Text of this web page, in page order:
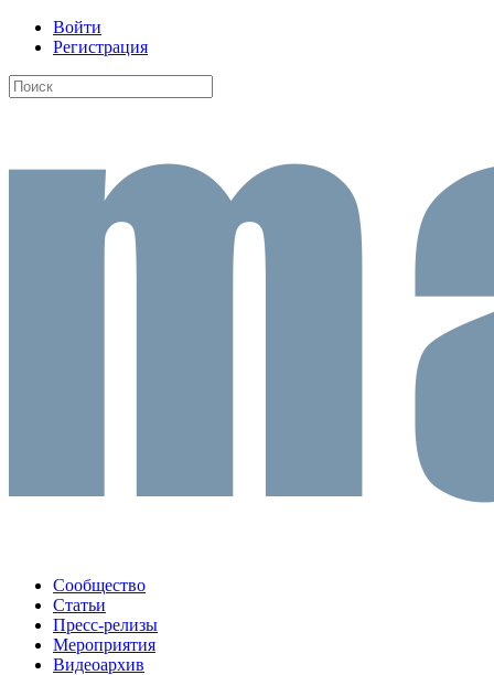
Войти
Регистрация
Сообщество
Статьи
Пресс-релизы
Мероприятия
Видеоархив